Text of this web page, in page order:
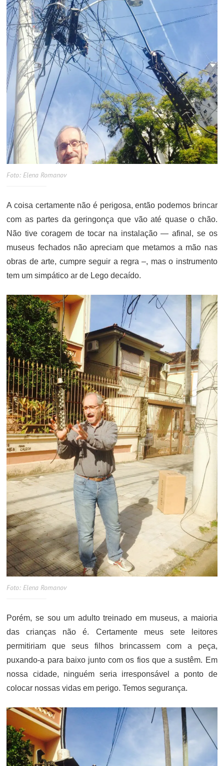
Foto: Elena Romanov
A coisa certamente não é perigosa, então podemos brincar
com as partes da geringonça que vão até quase o chão.
Não tive coragem de tocar na instalação — afinal, se os
museus fechados não apreciam que metamos a mão nas
obras de arte, cumpre seguir a regra –, mas o instrumento
tem um simpático ar de Lego decaído.
Foto: Elena Romanov
Porém, se sou um adulto treinado em museus, a maioria
das crianças não é. Certamente meus sete leitores
permitiriam que seus filhos brincassem com a peça,
puxando-a para baixo junto com os fios que a sustêm. Em
nossa cidade, ninguém seria irresponsável a ponto de
colocar nossas vidas em perigo. Temos segurança.